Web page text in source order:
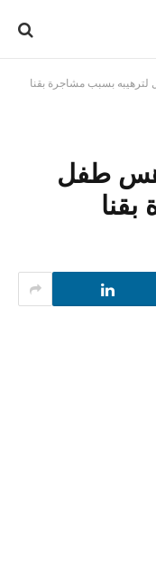
بسبب مشاجرة بقنا
طفل